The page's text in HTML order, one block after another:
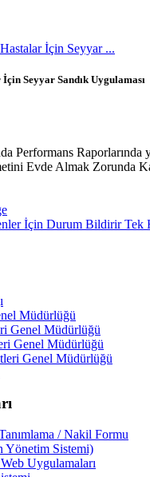
İçin Seyyar ...
Seyyar Sandık Uygulaması
Performans Raporlarında
Evde Almak Zorunda
İçin Durum Bildirir Tek
Müdürlüğü
Genel Müdürlüğü
Genel Müdürlüğü
Genel Müdürlüğü
/ Nakil Formu
Yönetim Sistemi)
Uygulamaları